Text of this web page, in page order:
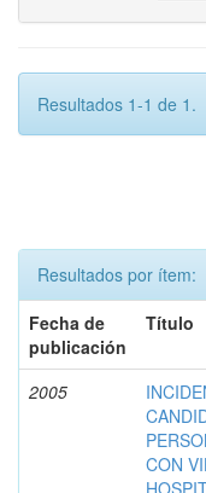
Resultados 1-1 de 1.
Resultados por ítem:
Fecha de
publicación
Título
2005
CON